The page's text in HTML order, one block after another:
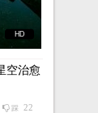
HD
空治愈
踩 22